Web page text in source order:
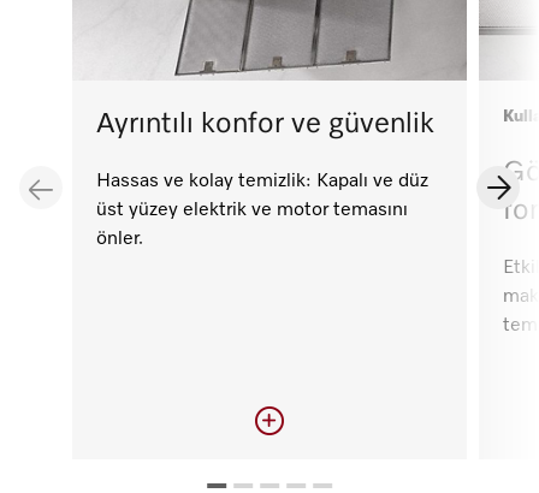
Ayrıntılı konfor ve güvenlik
Hassas ve kolay temizlik: Kapalı ve düz
üst yüzey elektrik ve motor temasını
önler.